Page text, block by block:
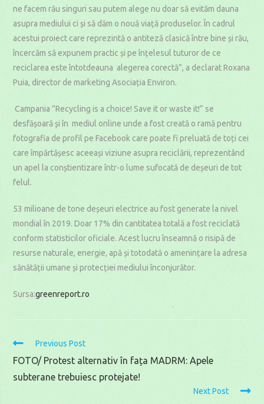
ne facem rău singuri sau putem alege nu doar să evităm dauna
asupra mediului ci și să dăm o nouă viață produselor. În cadrul
acestui proiect care reprezintă o antiteză clasică între bine și rău,
încercăm să expunem practic și pe înțelesul tuturor de ce
reciclarea este întotdeauna alegerea corectă”, a declarat Roxana
Puia, director de marketing Asociația Environ.
Campania ”Recycling is a choice! Save it or waste it!” se
desfășoară și în mediul online unde a fost creată o ramă pentru
fotografia de profil pe Facebook care poate fi preluată de toți cei
care împărtășesc aceeași viziune asupra reciclării, reprezentând
un apel la conștientizare într-o lume sufocată de deșeuri de tot
felul.
53 milioane de tone deșeuri electrice au fost generate la nivel
mondial în 2019. Doar 17% din cantitatea totală a fost reciclată
conform statisticilor oficiale. Acest lucru înseamnă o risipă de
resurse naturale, energie, apă și totodată o amenințare la adresa
sănătății umane și protecției mediului înconjurător.
Sursa:greenreport.ro
Read
more
articles
Previous Post
FOTO/ Protest alternativ în fața MADRM: Apele
subterane trebuiesc protejate!
Next Post